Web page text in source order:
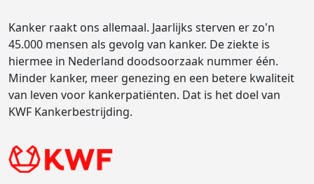
Kanker raakt ons allemaal. Jaarlijks sterven er zo'n
45.000 mensen als gevolg van kanker. De ziekte is
hiermee in Nederland doodsoorzaak nummer één.
Minder kanker, meer genezing en een betere kwaliteit
van leven voor kankerpatiënten. Dat is het doel van
KWF Kankerbestrijding.